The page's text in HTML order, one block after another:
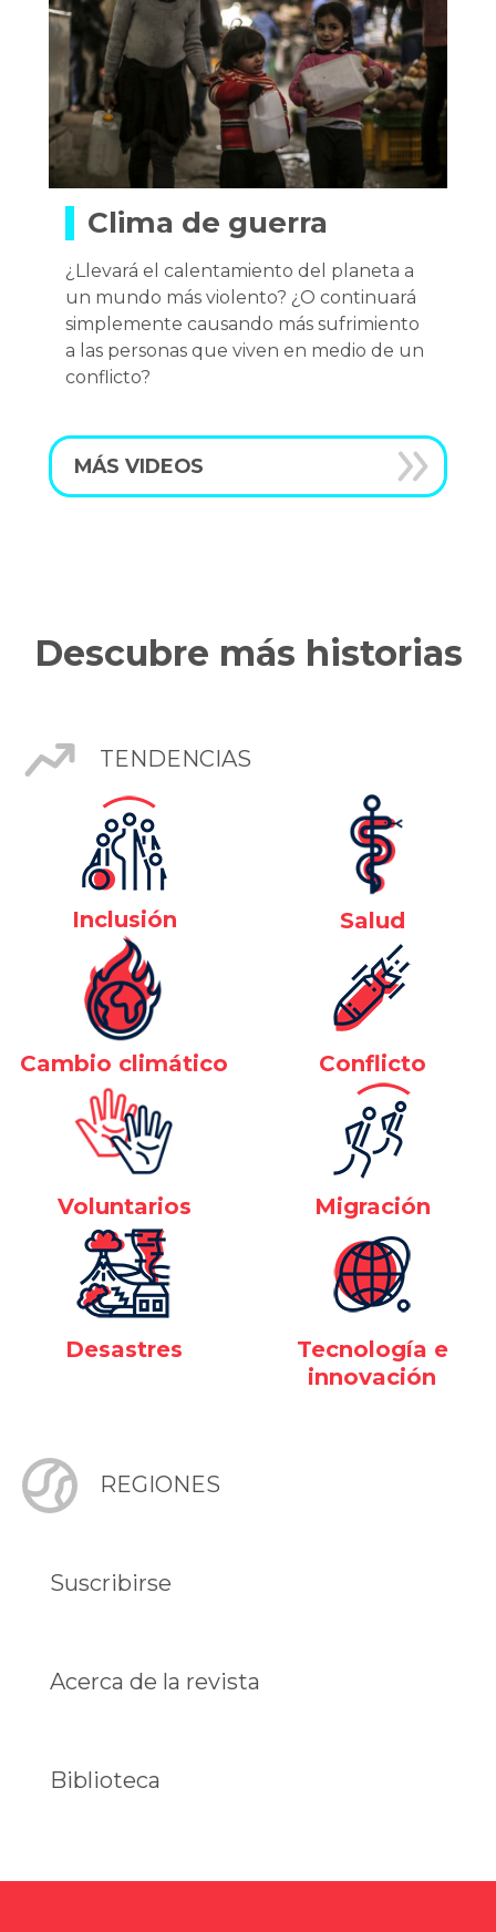
Clima de guerra
¿Llevará el calentamiento del planeta a
un mundo más violento? ¿O continuará
simplemente causando más sufrimiento
a las personas que viven en medio de un
conflicto?
MÁS VIDEOS
Descubre más historias
TENDENCIAS
Inclusión Salud
Cambio climático Conflicto
Voluntarios Migración
Desastres
Tecnología e
innovación
REGIONES
Suscribirse
Acerca de la revista
Biblioteca